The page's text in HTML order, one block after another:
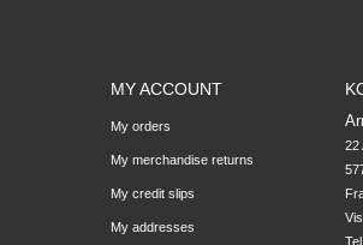
MY ACCOUNT
My orders
My merchandise returns
My credit slips
My addresses
22